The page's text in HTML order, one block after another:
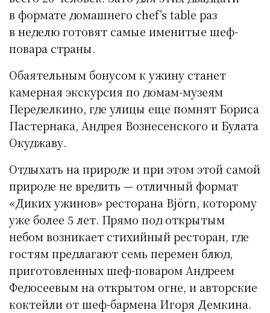
в формате домашнего chef’s table раз
в неделю готовят самые именитые шеф-
повара страны.
Обаятельным бонусом к ужину станет
камерная экскурсия по домам-музеям
Переделкино, где улицы еще помнят Бориса
Пастернака, Андрея Вознесенского и Булата
Окуджаву.
Отдыхать на природе и при этом этой самой
природе не вредить — отличный формат
«Диких ужинов» ресторана Björn, которому
уже более 5 лет. Прямо под открытым
небом возникает стихийный ресторан, где
гостям предлагают семь перемен блюд,
приготовленных шеф-поваром Андреем
Федосеевым на открытом огне, и авторские
коктейли от шеф-бармена Игоря Демкина.